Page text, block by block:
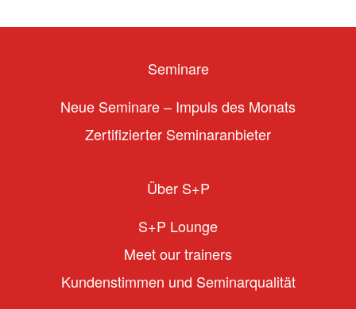
Seminare
Neue Seminare – Impuls des Monats
Zertifizierter Seminaranbieter
Über S+P
S+P Lounge
Meet our trainers
Kundenstimmen und Seminarqualität